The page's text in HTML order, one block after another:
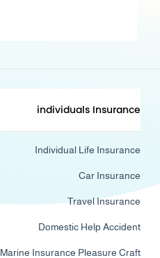
individuals Insurance
Individual Life Insurance
Car Insurance
Travel Insurance
Domestic Help Accident
Marine Insurance Pleasure Craft